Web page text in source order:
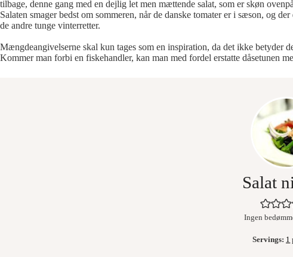
tilbage, denne gang med en dejlig let men mættende salat, som er skøn
Salaten smager bedst om sommeren, når de danske tomater er i sæson, og
de andre tunge vinterretter.
Mængdeangivelserne skal kun tages som en inspiration, da det ikke betyder
Kommer man forbi en fiskehandler, kan man med fordel erstatte dåsetunen
Salat
Ingen
Servings: 1